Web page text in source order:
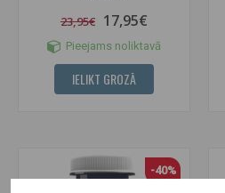
23,95€ 17,95€
Pieejams noliktavā
IELIKT GROZĀ
-40%